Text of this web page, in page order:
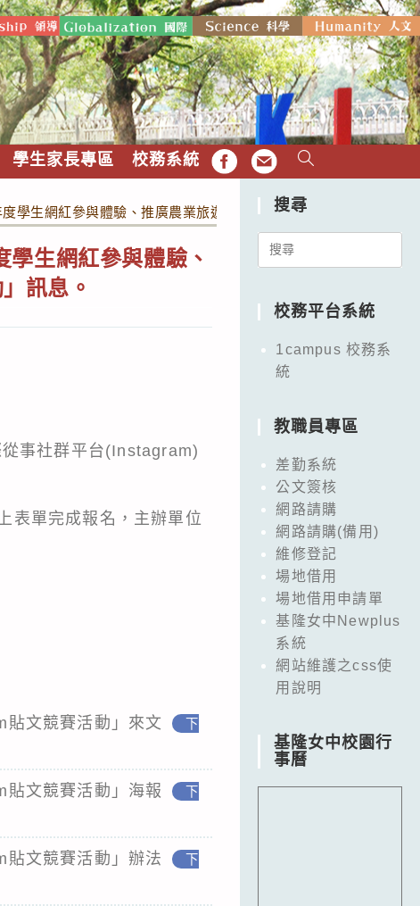
學生家長專區 校務系統 FB EMAIL
學生網紅參與體驗、推廣農業旅遊場域-網紅農場漫漫遊
生網紅參與體驗、
訊息。
事社群平台(Instagram)
表單完成報名，主辦單位
貼文競賽活動」來文
下
貼文競賽活動」海報
下
貼文競賽活動」辦法
下
搜尋
Search
校務平台系統
1campus 校務系
統
教職員專區
差勤系統
公文簽核
網路請購
網路請購(備用)
維修登記
場地借用
場地借用申請單
基隆女中Newplus
系統
網站維護之css使
用說明
基隆女中校園行
事曆